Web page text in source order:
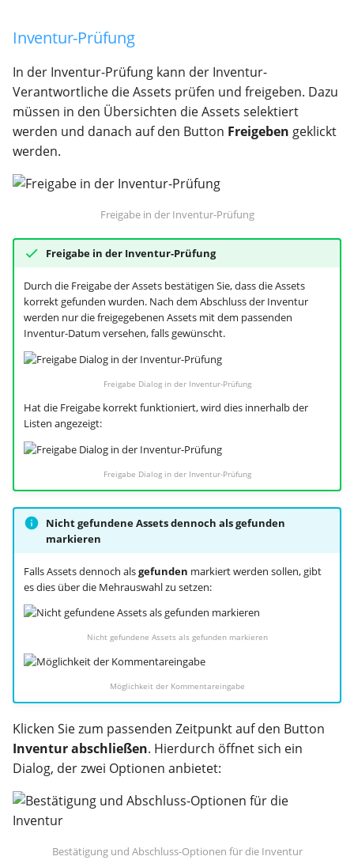
Inventur-Prüfung
In der Inventur-Prüfung kann der Inventur-
Verantwortliche die Assets prüfen und freigeben. Dazu
müssen in den Übersichten die Assets selektiert
werden und danach auf den Button Freigeben geklickt
werden.
Freigabe in der Inventur-Prüfung
Freigabe in der Inventur-Prüfung
Durch die Freigabe der Assets bestätigen Sie, dass die Assets
korrekt gefunden wurden. Nach dem Abschluss der Inventur
werden nur die freigegebenen Assets mit dem passenden
Inventur-Datum versehen, falls gewünscht.
Freigabe Dialog in der Inventur-Prüfung
Hat die Freigabe korrekt funktioniert, wird dies innerhalb der
Listen angezeigt:
Freigabe Dialog in der Inventur-Prüfung
Nicht gefundene Assets dennoch als gefunden
markieren
Falls Assets dennoch alsgefunden markiert werden sollen, gibt
es dies über die Mehrauswahl zu setzen:
Nicht gefundene Assets als gefunden markieren
Möglichkeit der Kommentareingabe
Klicken Sie zum passenden Zeitpunkt auf den Button
Inventur abschließen. Hierdurch öffnet sich ein
Dialog, der zwei Optionen anbietet:
Bestätigung und Abschluss-Optionen für die Inventur